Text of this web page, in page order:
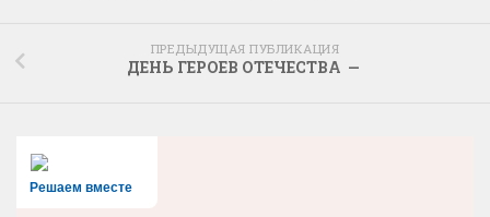
ПРЕДЫДУЩАЯ ПУБЛИКАЦИЯ
ДЕНЬ ГЕРОЕВ ОТЕЧЕСТВА —
Решаем вместе